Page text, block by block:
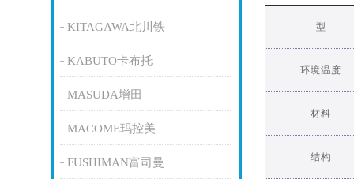
KITAGAWA北川铁
KABUTO卡布托
MASUDA增田
MACOME玛控美
FUSHIMAN富司曼
型
环境温度
材料
结构